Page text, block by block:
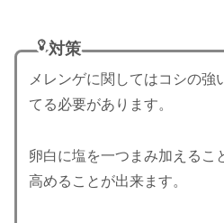
対策
メレンゲに関してはコシの強
てる必要があります。
卵白に塩を一つまみ加えるこ
高めることが出来ます。